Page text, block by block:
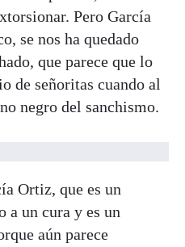
Pero García
se nos ha quedado
que parece que lo
de señoritas cuando al
negro del sanchismo.
Ortiz, que es un
a un cura y es un
aún parece